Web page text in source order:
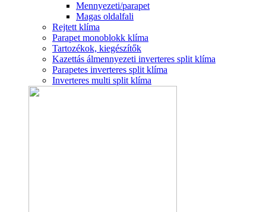
Mennyezeti/parapet
Magas oldalfali
Rejtett klíma
Parapet monoblokk klíma
Tartozékok, kiegészítők
Kazettás álmennyezeti inverteres split klíma
Parapetes inverteres split klíma
Inverteres multi split klíma